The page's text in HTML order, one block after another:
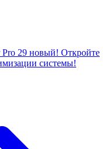
29 новый! Откройте
системы!